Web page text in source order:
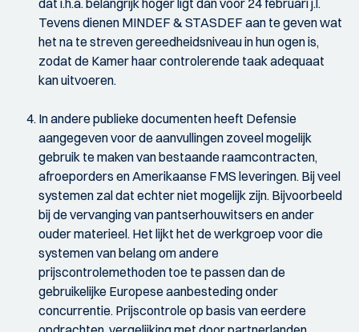
dat i.h.a. belangrijk hoger ligt dan voor 24 februari j.l.
Tevens dienen MINDEF & STASDEF aan te geven wat
het na te streven gereedheidsniveau in hun ogen is,
zodat de Kamer haar controlerende taak adequaat
kan uitvoeren.
In andere publieke documenten heeft Defensie
aangegeven voor de aanvullingen zoveel mogelijk
gebruik te maken van bestaande raamcontracten,
afroeporders en Amerikaanse FMS leveringen. Bij veel
systemen zal dat echter niet mogelijk zijn. Bijvoorbeeld
bij de vervanging van pantserhouwitsers en ander
ouder materieel. Het lijkt het de werkgroep voor die
systemen van belang om andere
prijscontrolemethoden toe te passen dan de
gebruikelijke Europese aanbesteding onder
concurrentie. Prijscontrole op basis van eerdere